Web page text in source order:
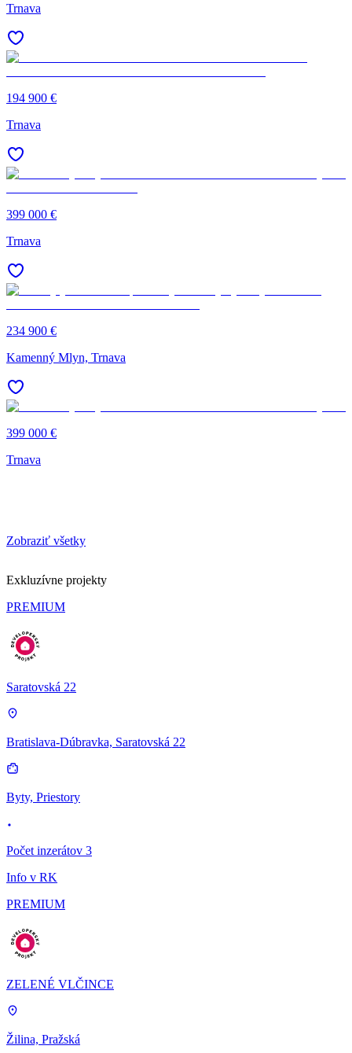
Trnava
194 900 €
Trnava
399 000 €
Trnava
234 900 €
Kamenný Mlyn, Trnava
399 000 €
Trnava
Zobraziť všetky
Exkluzívne projekty
PREMIUM
Saratovská 22
Bratislava-Dúbravka, Saratovská 22
Byty, Priestory
Počet inzerátov 3
Info v RK
PREMIUM
ZELENÉ VLČINCE
Žilina, Pražská